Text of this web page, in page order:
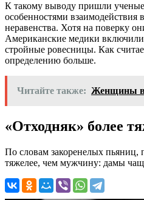
К такому выводу пришли ученые
особенностями
неравенства. Хотя на поверку
Американские медики включили
стройные ровесницы. Как
определению больше.
Читайте также: Женщины в
«Отходняк» более
По словам закоренелых пьяниц,
тяжелее, чем мужчину: дамы